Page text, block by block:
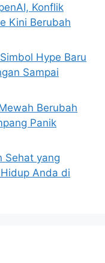
Konflik
Kini Berubah
Hype Baru
Sampai
Berubah
Panik
Sehat yang
Anda di